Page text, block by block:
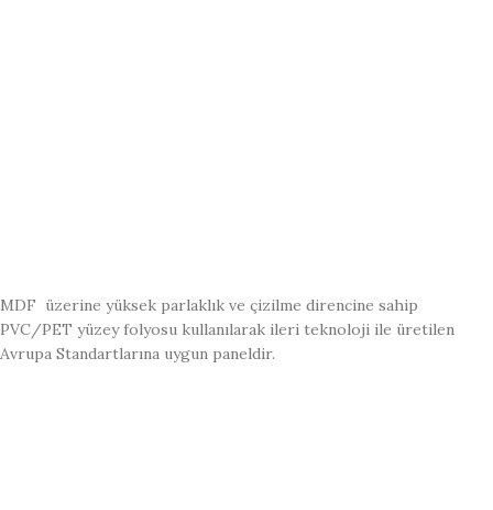
MDF üzerine yüksek parlaklık ve çizilme direncine sahip
PVC/PET yüzey folyosu kullanılarak ileri teknoloji ile üretilen
Avrupa Standartlarına uygun paneldir.